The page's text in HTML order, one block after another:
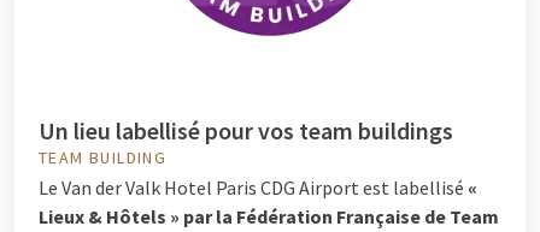
Un lieu labellisé pour vos team buildings
TEAM BUILDING
Le Van der Valk Hotel Paris CDG Airport est labellisé «
Lieux & Hôtels » par la Fédération Française de Team